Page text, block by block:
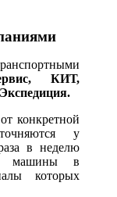
КИТ,
конкретной
у
в неделю
машины в
которых